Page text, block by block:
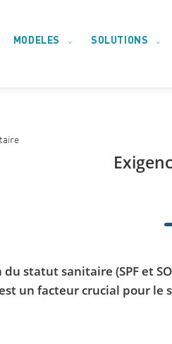
MODELES SOLUTIONS
statut sanitaire (SPF et
un facteur crucial pour le